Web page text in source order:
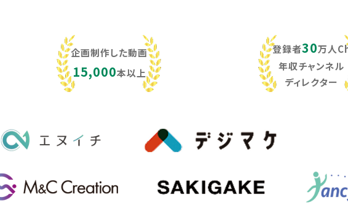
企画制作した動画
15,000本以上
登録者30万人
年収チャンネル
ディレクター